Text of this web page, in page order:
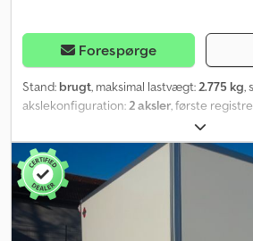
Forespørge
Stand: brugt, maksimal lastvægt:2.775 kg,
akslekonfiguration:2 aksler, første
, læsningsbredde:
2.435 mm, total højde:2.130 mm, A15
Entreprenørmaskinetransporter, fabr. A,
3.500 kg, lavlæsser, påløbsbremset, 100 km/
m x 1,65 m ...og meget mere. Forbehold for
Dsdpfx Aoym Ihzjnkjck